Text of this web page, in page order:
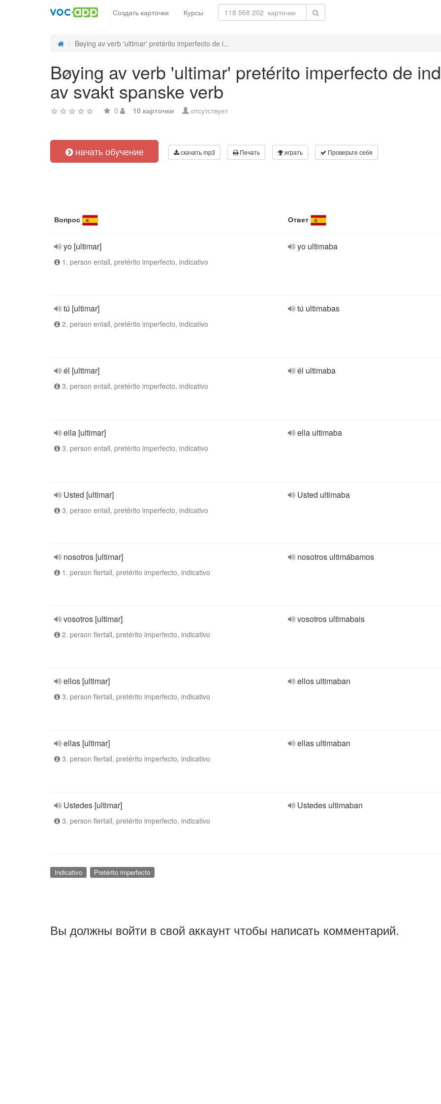
Создать карточки Курсы
Bøying av verb 'ultimar' pretérito imperfecto de i...
Bøying av verb 'ultimar' pretérito imperfecto de
av svakt spanske verb
0 10 карточки отсутствует
начать обучение скачать mp3 Печать играть Проверьте себя
Вопрос Ответ
yo [ultimar]
1. person entall, pretérito imperfecto, indicativo
yo ultimaba
tú [ultimar]
2. person entall, pretérito imperfecto, indicativo
tú ultimabas
él [ultimar]
3. person entall, pretérito imperfecto, indicativo
él ultimaba
ella [ultimar]
3. person entall, pretérito imperfecto, indicativo
ella ultimaba
Usted [ultimar]
3. person entall, pretérito imperfecto, indicativo
Usted ultimaba
nosotros [ultimar]
1. person flertall, pretérito imperfecto, indicativo
nosotros ultimábamos
vosotros [ultimar]
2. person flertall, pretérito imperfecto, indicativo
vosotros ultimabais
ellos [ultimar]
3. person flertall, pretérito imperfecto, indicativo
ellos ultimaban
ellas [ultimar]
3. person flertall, pretérito imperfecto, indicativo
ellas ultimaban
Ustedes [ultimar]
3. person flertall, pretérito imperfecto, indicativo
Ustedes ultimaban
Indicativo Pretérito imperfecto
Вы должны войти в свой аккаунт чтобы написать комментарий.